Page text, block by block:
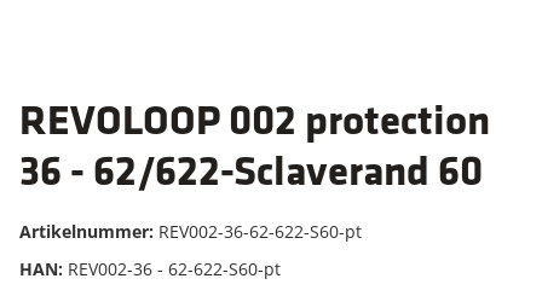
REVOLOOP 002 protection
36 - 62/622-Sclaverand 60
Artikelnummer: REV002-36-62-622-S60-pt
HAN: REV002-36 - 62-622-S60-pt